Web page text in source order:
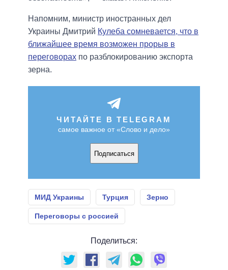
Напомним, министр иностранных дел
Украины Дмитрий Кулеба сомневается, что в
ближайшее время возможен прорыв в
переговорах по разблокированию экспорта
зерна.
ЧИТАЙТЕ В TELEGRAM
самое важное от «Слово и дело»
Подписаться
МИД Украины Турция Зерно
Переговоры с россией
Поделиться: